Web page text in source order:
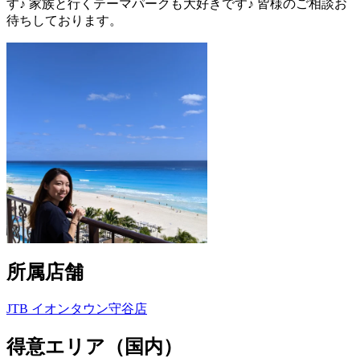
す♪ 家族と行くテーマパークも大好きです♪ 皆様のご相談お
待ちしております。
所属店舗
JTB イオンタウン守谷店
得意エリア（国内）